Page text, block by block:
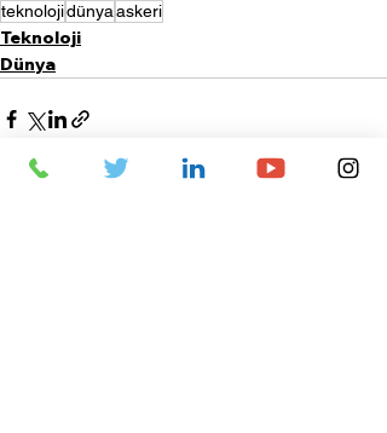
teknolojidünyaaskeri
Teknoloji
Dünya